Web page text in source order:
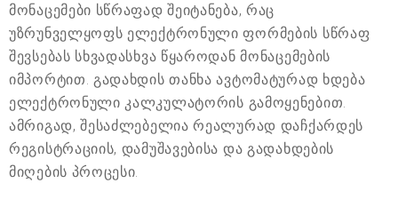
მონაცემები სწრაფად შეიტანება, რაც
უზრუნველყოფს ელექტრონული ფორმების სწრაფ
შევსებას სხვადასხვა წყაროდან მონაცემების
იმპორტით. გადახდის თანხა ავტომატურად ხდება
ელექტრონული კალკულატორის გამოყენებით.
ამრიგად, შესაძლებელია რეალურად დაჩქარდეს
რეგისტრაციის, დამუშავებისა და გადახდების
მიღების პროცესი.